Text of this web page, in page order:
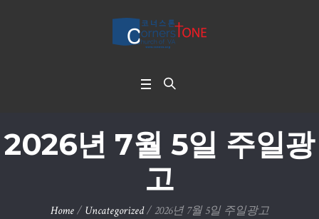
2026년 7월 5일 주일광
고
Home / Uncategorized /2026년 7월 5일 주일광고